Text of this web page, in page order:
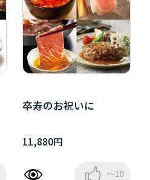
卒寿のお祝いに
11,880円
～10